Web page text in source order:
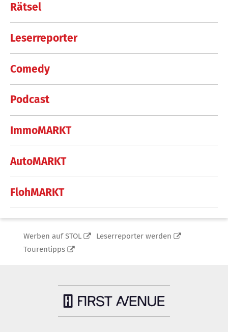
Rätsel
Leserreporter
Comedy
Podcast
ImmoMARKT
AutoMARKT
FlohMARKT
Werben auf STOL
Leserreporter werden
Tourentipps